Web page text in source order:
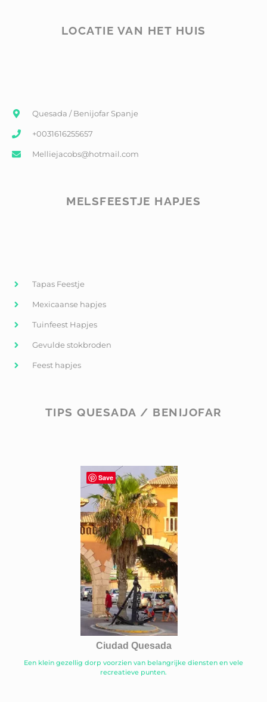
LOCATIE VAN HET HUIS
Quesada / Benijofar Spanje
+0031616255657
Melliejacobs@hotmail.com
MELSFEESTJE HAPJES
Tapas Feestje
Mexicaanse hapjes
Tuinfeest Hapjes
Gevulde stokbroden
Feest hapjes
TIPS QUESADA / BENIJOFAR
Ciudad Quesada
Een klein gezellig dorp voorzien van belangrijke diensten en vele
recreatieve punten.
Save